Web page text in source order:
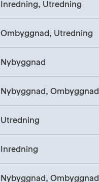
Inredning, Utredning
Ombyggnad, Utredning
Nybyggnad
Nybyggnad, Ombyggnad
Utredning
Inredning
Nybyggnad, Ombyggnad